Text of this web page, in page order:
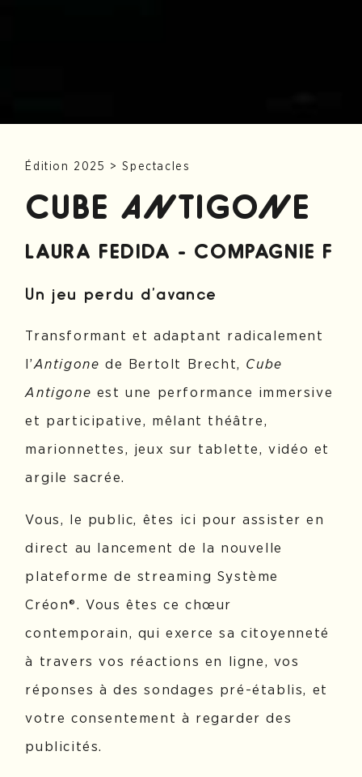
Édition 2025 >Spectacles
CUBE ANTIGONE
LAURA FEDIDA - COMPAGNIE F
Un jeu perdu d’avance
Transformant et adaptant radicalement
l’Antigone de Bertolt Brecht, Cube
Antigone est une performance immersive
et participative, mêlant théâtre,
marionnettes, jeux sur tablette, vidéo et
argile sacrée.
Vous, le public, êtes ici pour assister en
direct au lancement de la nouvelle
plateforme de streaming Système
Créon®. Vous êtes ce chœur
contemporain, qui exerce sa citoyenneté
à travers vos réactions en ligne, vos
réponses à des sondages pré-établis, et
votre consentement à regarder des
publicités.